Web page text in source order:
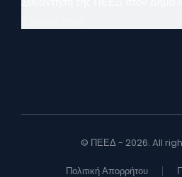
© ΠΕΕΔ - 2026. All
Πολιτική Απορρήτου